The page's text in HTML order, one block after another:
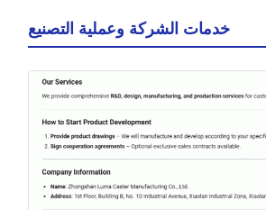
خدمات الشركة وعملية التصنيع